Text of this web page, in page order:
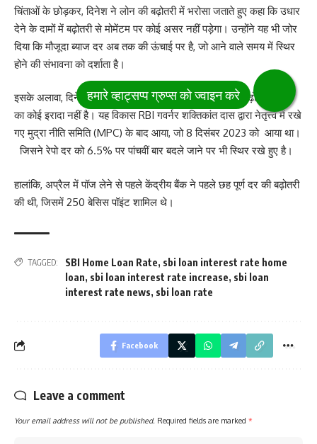
चिंताओं के छोड़कर, दिनेश ने लोन की बढ़ोतरी में भरोसा जताते हुए कहा कि उधार
देने के दामों में बढ़ोतरी से मोमेंटम पर कोई असर नहीं पड़ेगा। उन्होंने यह भी जोर
दिया कि मौजूदा ब्याज दर अब तक की ऊंचाई पर है, जो आने वाले समय में स्थिर
होने की संभावना को दर्शाता है।
इसके अलावा, दिनेश ने बताया कि SBI का जमा करने की दरों में बढ़ोतरी करने
का कोई इरादा नहीं है। यह विकास RBI गवर्नर शक्तिकांत दास द्वारा नेतृत्त्व में रखे
गए मुद्रा नीति समिति (MPC) के बाद आया, जो 8 दिसंबर 2023 को आया था।
जिसने रेपो दर को 6.5% पर पांचवीं बार बदले जाने पर भी स्थिर रखे हुए है।
हालांकि, अप्रैल में पॉज लेने से पहले केंद्रीय बैंक ने पहले छह पूर्ण दर की बढ़ोतरी
की थी, जिसमें 250 बेसिस पॉइंट शामिल थे।
TAGGED: SBI Home Loan Rate, sbi loan interest rate home
loan, sbi loan interest rate increase, sbi loan
interest rate news, sbi loan rate
Facebook
Leave a comment
Your email address will not be published. Required fields are marked *